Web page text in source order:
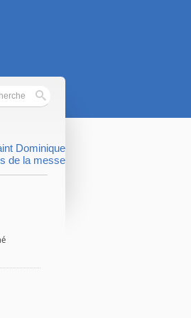
Dominique
de la messe